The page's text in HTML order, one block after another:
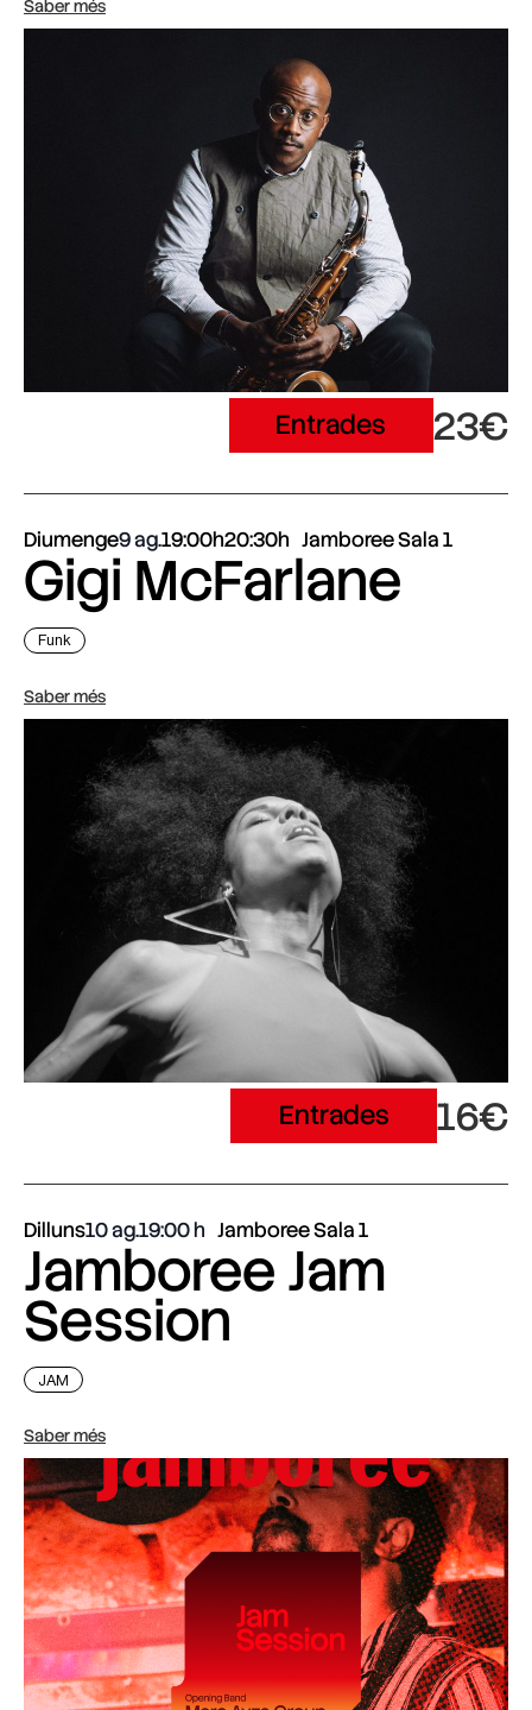
Saber més
Entrades 23€
Diumenge9 ag.19:00h20:30h Jamboree Sala 1
Gigi McFarlane
Funk
Saber més
Entrades 16€
Dilluns10 ag.19:00 Jamboree Sala 1
Jamboree Jam
Session
JAM
Saber més